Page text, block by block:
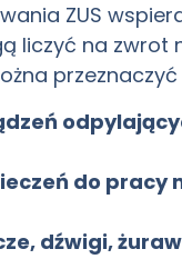
ZUS
liczyć na
przeznaczyć
do pracy
dźwigi,